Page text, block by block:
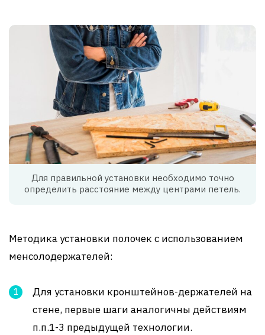
Для правильной установки необходимо точно
определить расстояние между центрами петель.
Методика установки полочек с использованием
менсолодержателей:
Для установки кронштейнов-держателей на
стене, первые шаги аналогичны действиям
п.п.1-3 предыдущей технологии.